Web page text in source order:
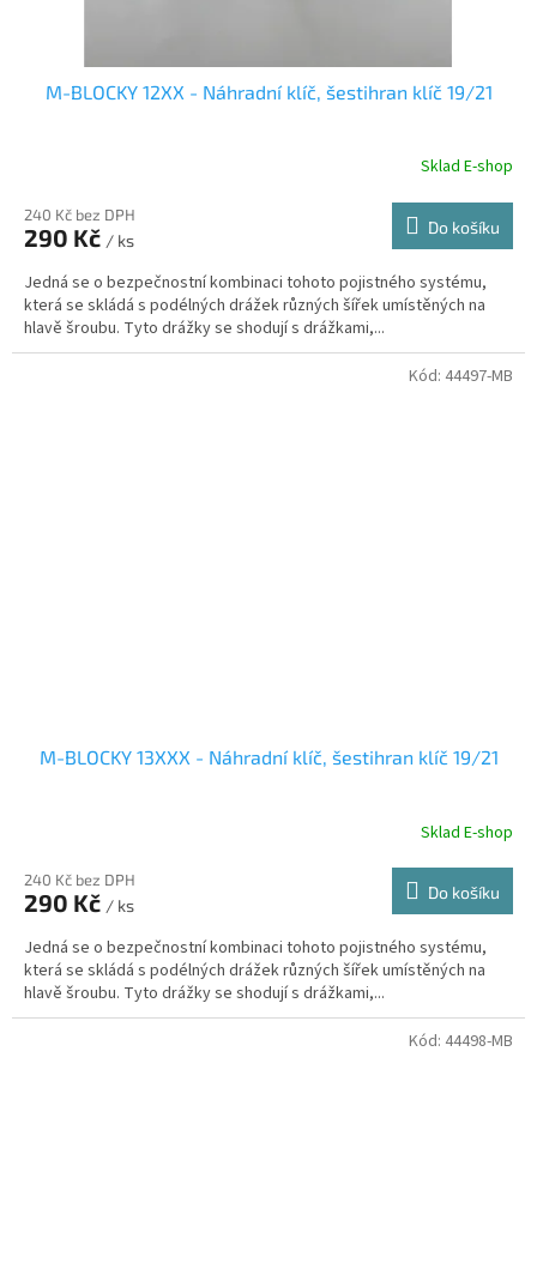
M-BLOCKY 12XX - Náhradní klíč, šestihran klíč 19/21
Sklad E-shop
240 Kč bez DPH
290 Kč / ks
Do košíku
Jedná se o bezpečnostní kombinaci tohoto pojistného systému,
která se skládá s podélných drážek různých šířek umístěných na
hlavě šroubu. Tyto drážky se shodují s drážkami,...
M-BLOCKY 13XXX - Náhradní klíč, šestihran klíč 19/21
Sklad E-shop
240 Kč bez DPH
290 Kč / ks
Do košíku
Jedná se o bezpečnostní kombinaci tohoto pojistného systému,
která se skládá s podélných drážek různých šířek umístěných na
hlavě šroubu. Tyto drážky se shodují s drážkami,...
Kód: 44497-MB
Kód: 44498-MB